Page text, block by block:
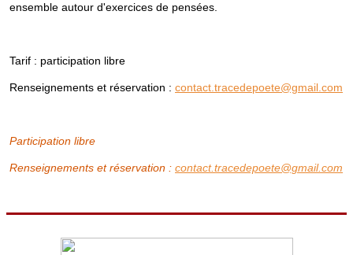
ensemble autour d'exercices de pensées.
Tarif : participation libre
Renseignements et réservation : contact.tracedepoete@gmail.com
Participation libre
Renseignements et réservation : contact.tracedepoete@gmail.com